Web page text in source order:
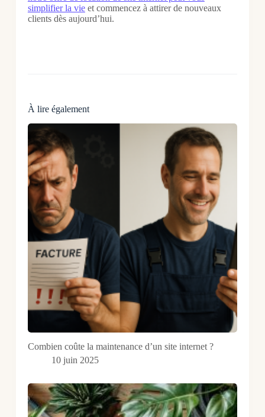
simplifier la vieet commencez à attirer de nouveaux
clients dès aujourd’hui.
À lire également
Combien coûte la maintenance d’un site internet ?
10 juin 2025